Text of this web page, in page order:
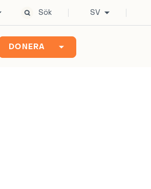
Sök SV
DONERA